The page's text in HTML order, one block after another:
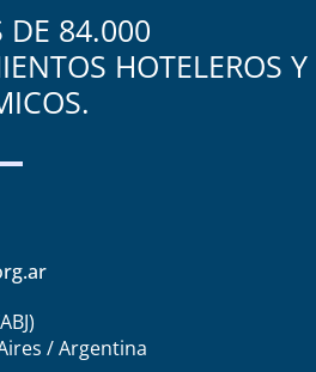
DE 84.000
HOTELEROS Y
/ Argentina